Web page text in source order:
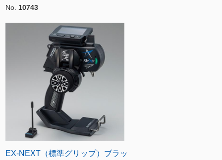
No. 10743
EX-NEXT（標準グリップ）ブラッ